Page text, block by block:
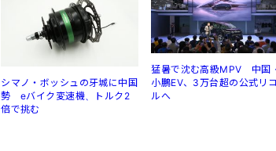
シマノ・ボッシュの牙城に中国
勢 eバイク変速機、トルク2
倍で挑む
猛暑で沈む高級MPV 中国・
小鵬EV、3万台超の公式リ
ルへ